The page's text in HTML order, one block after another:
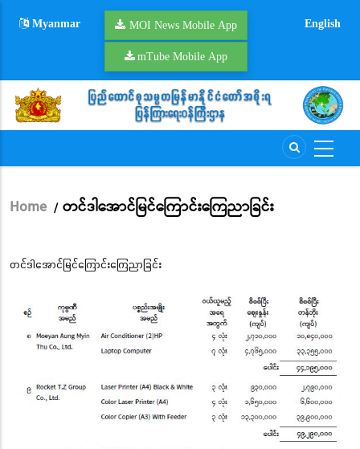
Myanmar MOI News Mobile App
mTube Mobile App
English
Breadcrumb
Home / တင်ဒါအောင်မြင်ကြောင်းကြေညာခြင်း
တင်ဒါအောင်မြင်ကြောင်းကြေညာခြင်း